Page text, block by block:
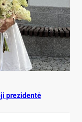
pre­zi­dentė